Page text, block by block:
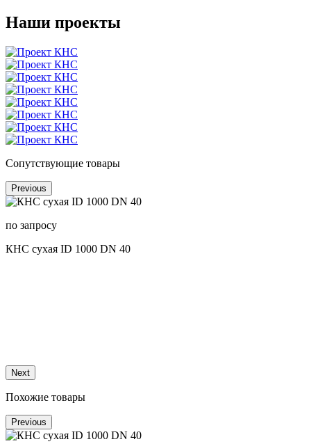
Наши проекты
Сопутствующие товары
Previous
по запросу
КНС сухая ID 1000 DN 40
Next
Похожие товары
Previous